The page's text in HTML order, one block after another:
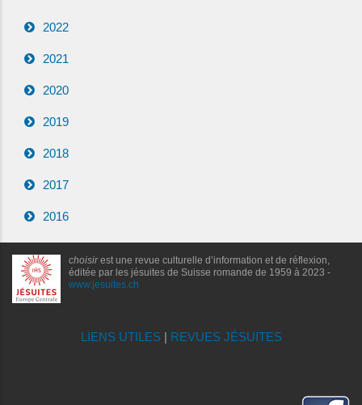
2022
2021
2020
2019
2018
2017
2016
choisirest une revue culturelle d’information et de réflexion,
éditée par les jésuites de Suisse romande de 1959 à 2023 -
www.jesuites.ch
LIENS UTILES| REVUES JÉSUITES